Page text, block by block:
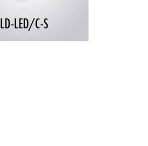
LD-LED/C-S